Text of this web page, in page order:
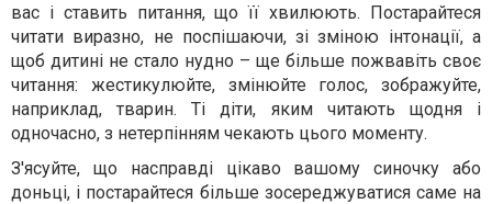
вас і ставить питання, що її хвилюють. Постарайтеся
читати виразно, не поспішаючи, зі зміною інтонації, а
щоб дитині не стало нудно – ще більше пожвавіть своє
читання: жестикулюйте, змінюйте голос, зображуйте,
наприклад, тварин. Ті діти, яким читають щодня і
одночасно, з нетерпінням чекають цього моменту.
З'ясуйте, що насправді цікаво вашому синочку або
доньці, і постарайтеся більше зосереджуватися саме на